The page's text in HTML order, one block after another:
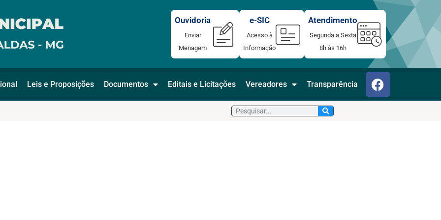
Atendimento
Segunda a Sexta
8h às 16h
e-SIC
Acesso à
Informação
Ouvidoria
Enviar
Menagem
Leis e Proposições Documentos Editais e Licitações Vereadores Transparência F
a
c
Pesquisar